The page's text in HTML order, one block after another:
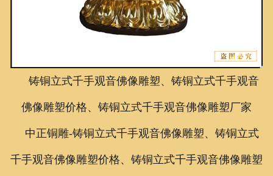
联系我们
铸铜立式千手观音佛像雕塑、铸铜立式千手观音
佛像雕塑价格、铸铜立式千手观音佛像雕塑厂家
中正铜雕-铸铜立式千手观音佛像雕塑、 铸铜立式
千手观音佛像雕塑价格、 铸铜立式千手观音佛像雕塑